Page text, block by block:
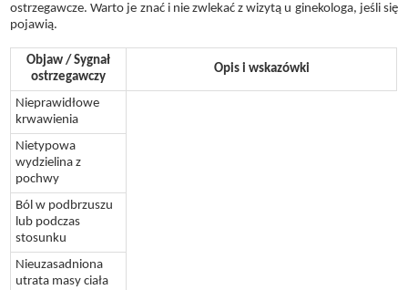
ostrzegawcze. Warto je znać i nie zwlekać z wizytą u ginekologa, jeśli się
pojawią.
Objaw / Sygnał
ostrzegawczy
Opis i wskazówki
Nieprawidłowe
krwawienia
Nietypowa
wydzielina z
pochwy
Ból w podbrzuszu
lub podczas
stosunku
Nieuzasadniona
utrata masy ciała